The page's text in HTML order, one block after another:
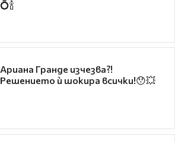
💍🍾
Ариана Гранде изчезва?!
Решението ѝ шокира всички!😯💥